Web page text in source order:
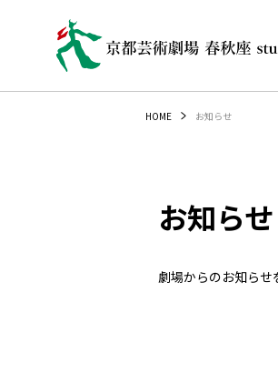
HOME お知らせ
お知らせ
劇場からのお知らせ